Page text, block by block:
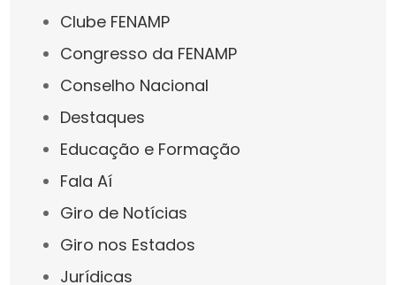
Clube FENAMP
Congresso da FENAMP
Conselho Nacional
Destaques
Educação e Formação
Fala Aí
Giro de Notícias
Giro nos Estados
Jurídicas